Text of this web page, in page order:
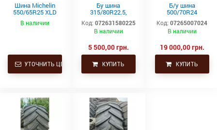
Шина Michelin
550/65R25 XLD
182A2 L3 TL
В наличии
УТОЧНИТЬ ЦЕНУ
Бу шина
315/80R22.5,
315/80Р22.5,
315х80R22.5,
315.80R22.5
ведущая
Код: 072631580225
В наличии
5 500,00 грн.
КУПИТЬ
Б/у шина
500/70R24
(19.5L24)
Trelleborg
Код: 07265007024
В наличии
19 000,00 грн.
КУПИТЬ